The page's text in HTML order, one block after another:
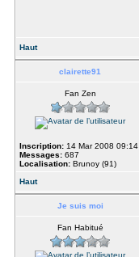
Haut
clairette91
Fan Zen
Inscription: 14 Mar 2008 09:14
Messages: 687
Localisation: Brunoy (91)
Haut
Je suis moi
Fan Habitué